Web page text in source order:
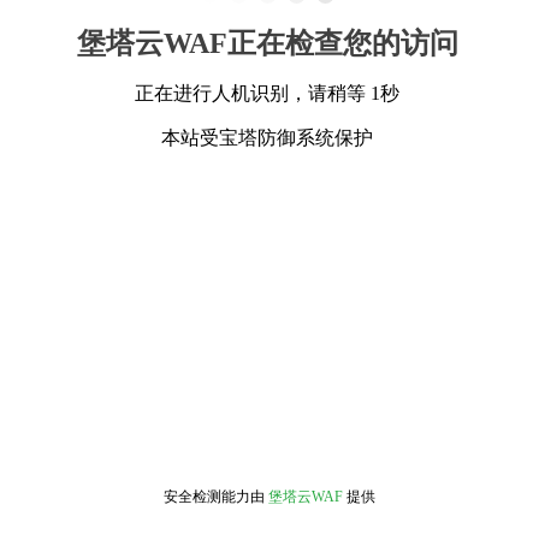
堡塔云WAF正在检查您的访问
正在进行人机识别，请稍等 1秒
本站受宝塔防御系统保护
安全检测能力由 堡塔云WAF 提供